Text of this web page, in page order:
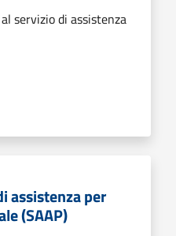
servizio di assistenza
assistenza per
(SAAP)